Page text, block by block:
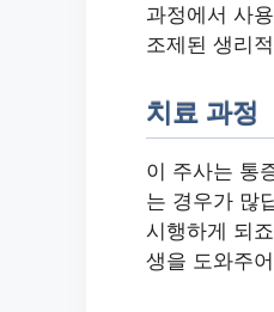
과정에서 사
조제된 생리
치료 과정
이 주사는 통
는 경우가 많
시행하게 되
생을 도와주